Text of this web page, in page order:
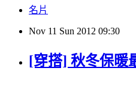
名片
Nov 11 Sun 2012 09:30
[穿搭] 秋冬保暖